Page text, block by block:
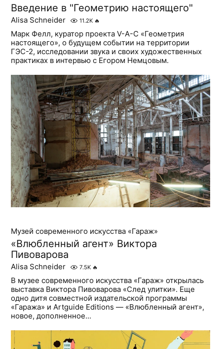
Введение в "Геометрию настоящего"
Alisa Schneider 11.2K 🔥
Марк Фелл, куратор проекта V-A-C «Геометрия
настоящего», о будущем событии на территории
ГЭС-2, исследовании звука и своих художественных
практиках в интервью с Егором Немцовым.
Музей современного искусства «Гараж»
«Влюбленный агент» Виктора
Пивоварова
Alisa Schneider 7.5K 🔥
В музее современного искусства «Гараж» открылась
выставка Виктора Пивоварова «След улитки». Еще
одно дитя совместной издательской программы
«Гаража» и Artguide Editions — «Влюбленный агент»,
новое, дополненное...